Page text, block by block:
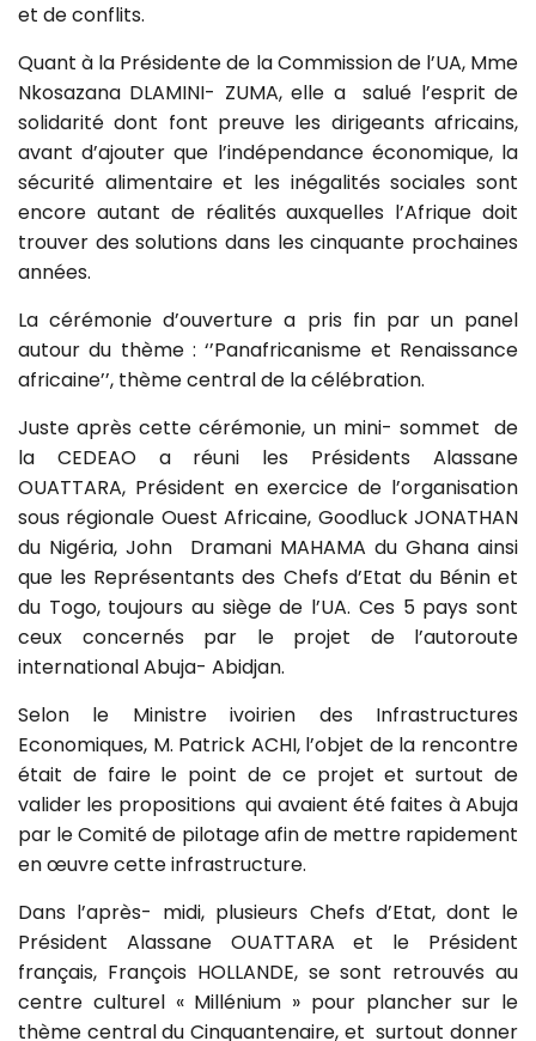
et de conflits.
Quant à la Présidente de la Commission de l’UA, Mme
Nkosazana DLAMINI- ZUMA, elle a salué l’esprit de
solidarité dont font preuve les dirigeants africains,
avant d’ajouter que l’indépendance économique, la
sécurité alimentaire et les inégalités sociales sont
encore autant de réalités auxquelles l’Afrique doit
trouver des solutions dans les cinquante prochaines
années.
La cérémonie d’ouverture a pris fin par un panel
autour du thème : ‘’Panafricanisme et Renaissance
africaine’’, thème central de la célébration.
Juste après cette cérémonie, un mini- sommet de
la CEDEAO a réuni les Présidents Alassane
OUATTARA, Président en exercice de l’organisation
sous régionale Ouest Africaine, Goodluck JONATHAN
du Nigéria, John Dramani MAHAMA du Ghana ainsi
que les Représentants des Chefs d’Etat du Bénin et
du Togo, toujours au siège de l’UA. Ces 5 pays sont
ceux concernés par le projet de l’autoroute
international Abuja- Abidjan.
Selon le Ministre ivoirien des Infrastructures
Economiques, M. Patrick ACHI, l’objet de la rencontre
était de faire le point de ce projet et surtout de
valider les propositions qui avaient été faites à Abuja
par le Comité de pilotage afin de mettre rapidement
en œuvre cette infrastructure.
Dans l’après- midi, plusieurs Chefs d’Etat, dont le
Président Alassane OUATTARA et le Président
français, François HOLLANDE, se sont retrouvés au
centre culturel « Millénium » pour plancher sur le
thème central du Cinquantenaire, et surtout donner